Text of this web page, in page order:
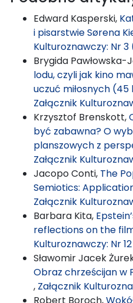
Edward Kasperski,
i pisarstwie Sørena
Kulturoznawczy: Nr 3
Brygida Pawłowska-
lodu, czyli jak kino
uczuć miłosnych
Załącznik
Krzysztof Brenskott,
być zabawna? O
planszowych z
Załącznik
Jacopo Conti, The
Semiotics:
Załącznik
Barbara Kita,
reflections on the
Kulturoznawczy: Nr
Sławomir Jacek
Obraz chrześcijan w
, Załącznik